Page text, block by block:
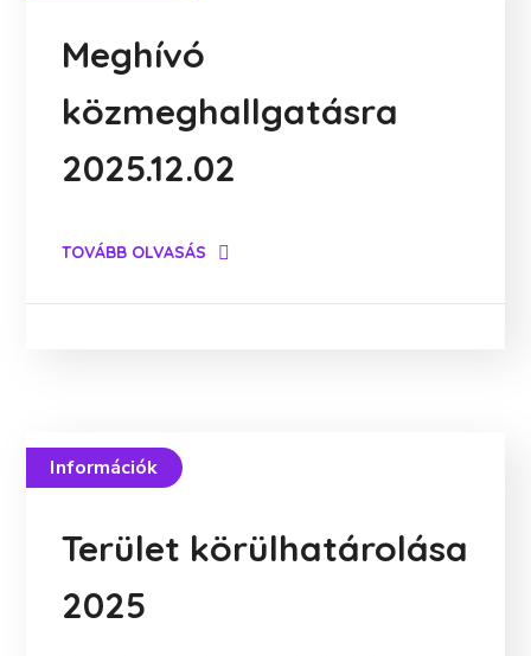
Meghívó
közmeghallgatásra
2025.12.02
TOVÁBB OLVASÁS
Információk
Terület körülhatárolása
2025